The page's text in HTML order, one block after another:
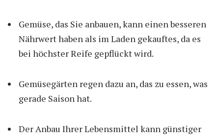
Gemüse, das Sie anbauen, kann einen besseren
Nährwert haben als im Laden gekauftes, da es
bei höchster Reife gepflückt wird.
Gemüsegärten regen dazu an, das zu essen, was
gerade Saison hat.
Der Anbau Ihrer Lebensmittel kann günstiger